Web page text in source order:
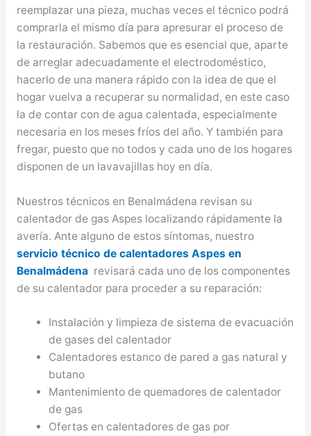
reemplazar una pieza, muchas veces el técnico podrá
comprarla el mismo día para apresurar el proceso de
la restauración. Sabemos que es esencial que, aparte
de arreglar adecuadamente el electrodoméstico,
hacerlo de una manera rápido con la idea de que el
hogar vuelva a recuperar su normalidad, en este caso
la de contar con de agua calentada, especialmente
necesaria en los meses fríos del año. Y también para
fregar, puesto que no todos y cada uno de los hogares
disponen de un lavavajillas hoy en día.
Nuestros técnicos en Benalmádena revisan su
calentador de gas Aspes localizando rápidamente la
avería. Ante alguno de estos síntomas, nuestro
servicio técnico de calentadores Aspes en
Benalmádena revisará cada uno de los componentes
de su calentador para proceder a su reparación:
Instalación y limpieza de sistema de evacuación
de gases del calentador
Calentadores estanco de pared a gas natural y
butano
Mantenimiento de quemadores de calentador
de gas
Ofertas en calentadores de gas por